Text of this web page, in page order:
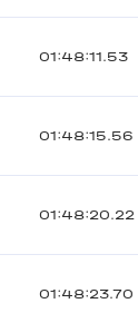
01:48:11.53
01:48:15.56
01:48:20.22
01:48:23.70